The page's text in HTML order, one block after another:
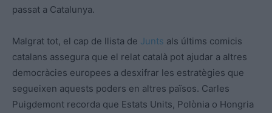
passat a Catalunya.
Malgrat tot, el cap de llista de Junts als últims comicis
catalans assegura que el relat català pot ajudar a altres
democràcies europees a desxifrar les estratègies que
segueixen aquests poders en altres països. Carles
Puigdemont recorda que Estats Units, Polònia o Hongria